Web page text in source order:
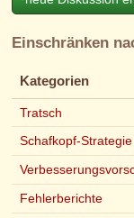
Einschränken
Kategorien
Tratsch
Schafkopf-Strategie
Fehlerberichte